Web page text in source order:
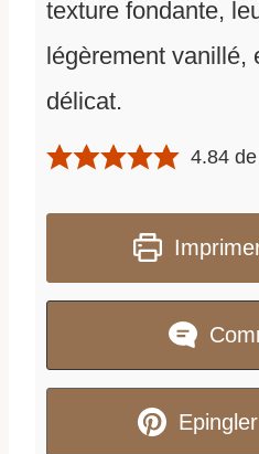
texture fondante,
légèrement vanillé,
délicat.
4.84 de